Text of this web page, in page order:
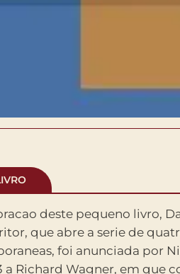
deste pequeno livro,
que abre a serie de
foi anunciada por
a Richard Wagner, em que
fazer filosofia no qual as
dos proprios jogos em que
a tona a conviccao de
e toda afirmacao se